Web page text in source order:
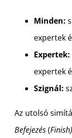
Minden:
expertek
Expertek:
expertek
Szignál:
Az utolsó
Befejezés(Finish)